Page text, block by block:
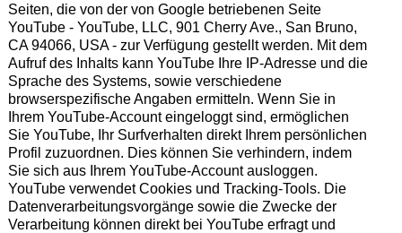
Seiten, die von der von Google betriebenen Seite
YouTube - YouTube, LLC, 901 Cherry Ave., San Bruno,
CA 94066, USA - zur Verfügung gestellt werden. Mit dem
Aufruf des Inhalts kann YouTube Ihre IP-Adresse und die
Sprache des Systems, sowie verschiedene
browserspezifische Angaben ermitteln. Wenn Sie in
Ihrem YouTube-Account eingeloggt sind, ermöglichen
Sie YouTube, Ihr Surfverhalten direkt Ihrem persönlichen
Profil zuzuordnen. Dies können Sie verhindern, indem
Sie sich aus Ihrem YouTube-Account ausloggen.
YouTube verwendet Cookies und Tracking-Tools. Die
Datenverarbeitungsvorgänge sowie die Zwecke der
Verarbeitung können direkt bei YouTube erfragt und